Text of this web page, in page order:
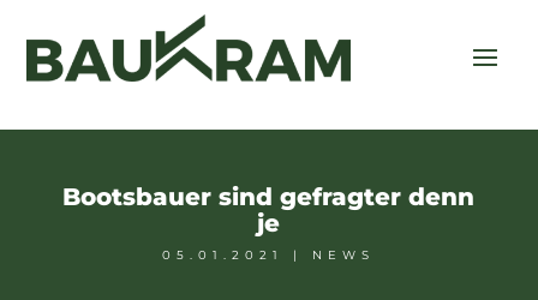
Bootsbauer sind gefragter denn
je
05.01.2021 | NEWS